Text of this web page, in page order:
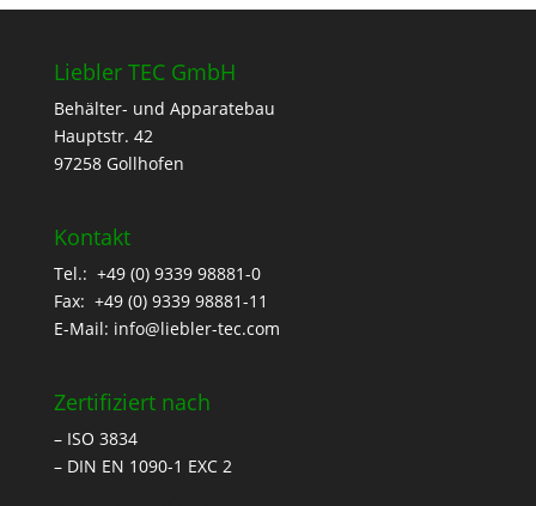
Liebler TEC GmbH
Behälter- und Apparatebau
Hauptstr. 42
97258 Gollhofen
Kontakt
Tel.: +49 (0) 9339 98881-0
Fax: +49 (0) 9339 98881-11
E-Mail: info@liebler-tec.com
Zertifiziert nach
– ISO 3834
– DIN EN 1090-1 EXC 2